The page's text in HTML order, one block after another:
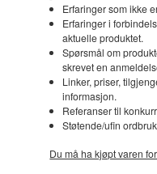
Erfaringer som ikke
Erfaringer i
aktuelle produktet.
Spørsmål om
skrevet en
Linker, priser,
informasjon.
Referanser til
Støtende/ufin
Du må ha kjøpt varen